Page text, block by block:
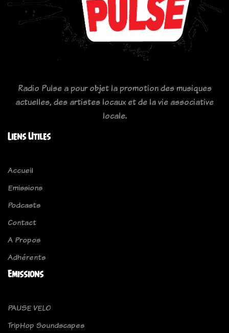
Radio Pulse a pour objet la promotion des musiques
actuelles, des artistes locaux et de la vie associative
locale.
Liens Utiles
Accueil
Emissions
Podcasts
Contact
A Propos
Adhérents
Emissions
PAUSE VELO
TripHop Soundscapes